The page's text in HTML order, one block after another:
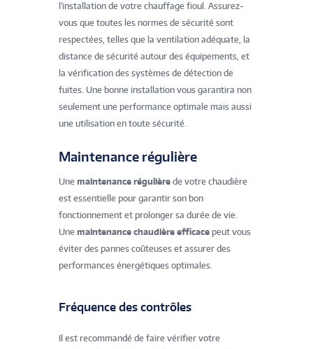
l'installation de votre chauffage fioul. Assurez-
vous que toutes les normes de sécurité sont
respectées, telles que la ventilation adéquate, la
distance de sécurité autour des équipements, et
la vérification des systèmes de détection de
fuites. Une bonne installation vous garantira non
seulement une performance optimale mais aussi
une utilisation en toute sécurité.
Maintenance régulière
Une maintenance régulière de votre chaudière
est essentielle pour garantir son bon
fonctionnement et prolonger sa durée de vie.
Une maintenance chaudière efficace peut vous
éviter des pannes coûteuses et assurer des
performances énergétiques optimales.
Fréquence des contrôles
Il est recommandé de faire vérifier votre